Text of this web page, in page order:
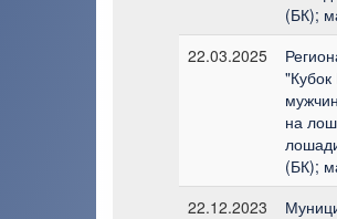
(БК);
22.03.2025
на
(БК);
22.12.2023